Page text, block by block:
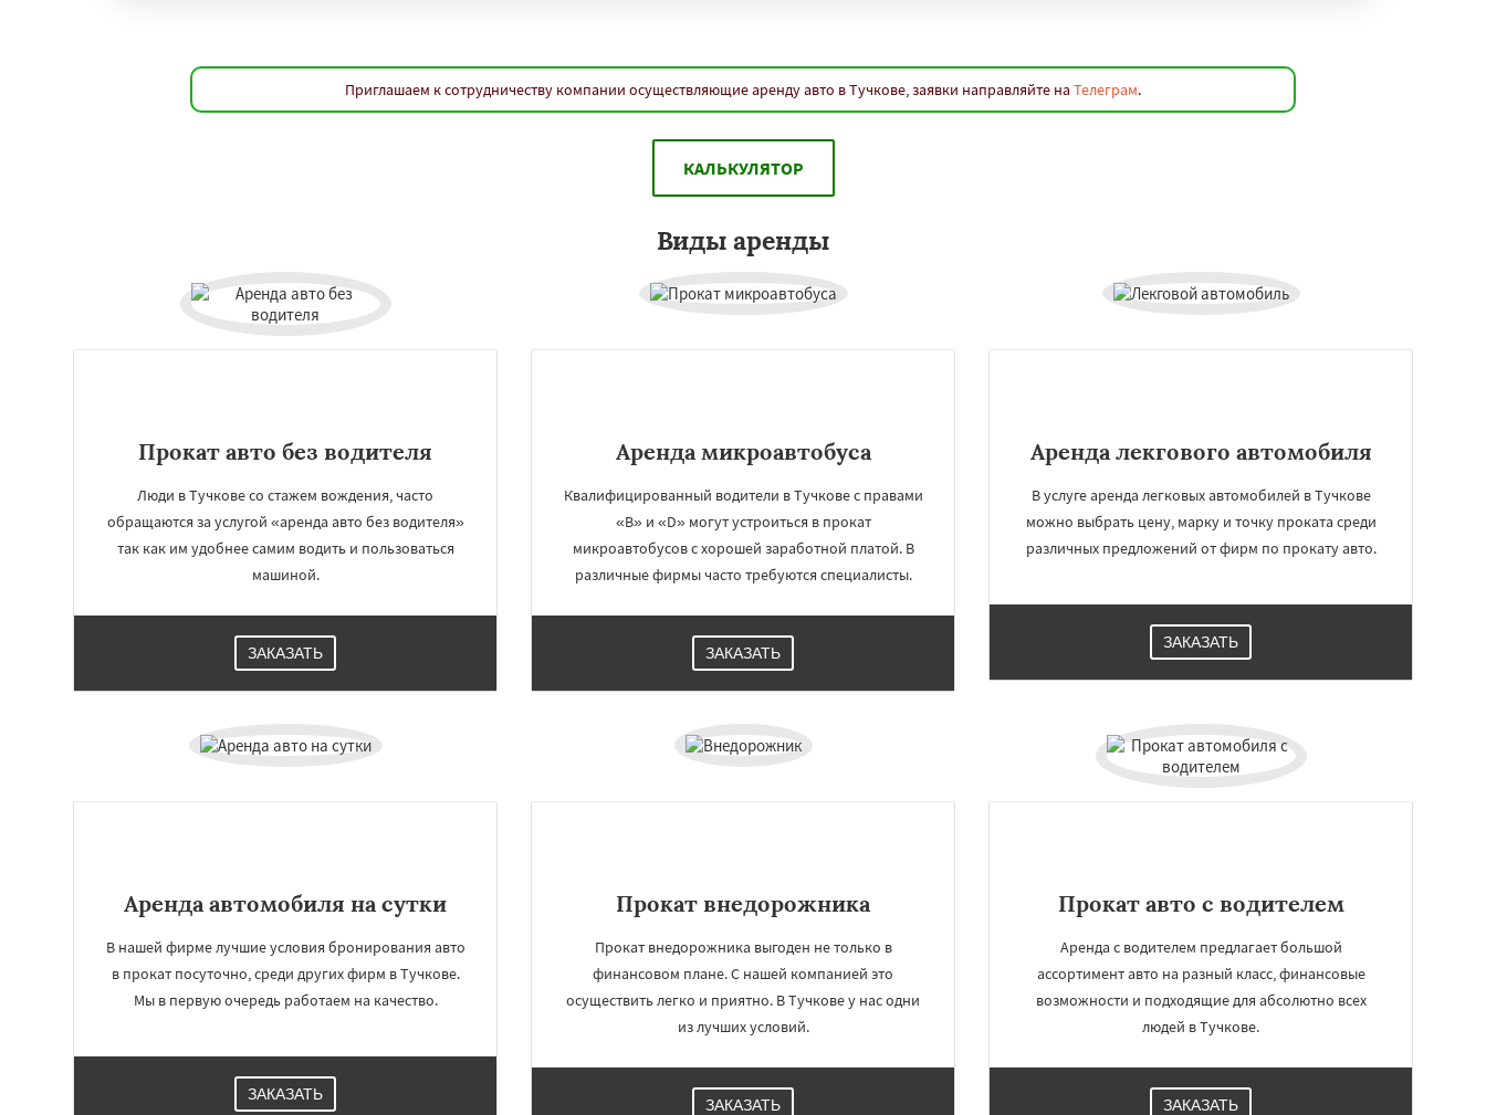
Приглашаем к сотрудничеству компании осуществляющие аренду авто в Тучкове, заявки направляйте на Телеграм.
КАЛЬКУЛЯТОР
Виды аренды
Прокат авто без водителя
Люди в Тучкове со стажем вождения, часто
обращаются за услугой «аренда авто без водителя»
так как им удобнее самим водить и пользоваться
машиной.
ЗАКАЗАТЬ
Аренда микроавтобуса
Квалифицированный водители в Тучкове с правами
«B» и «D» могут устроиться в прокат
микроавтобусов с хорошей заработной платой. В
различные фирмы часто требуются специалисты.
ЗАКАЗАТЬ
Аренда лекгового автомобиля
В услуге аренда легковых автомобилей в Тучкове
можно выбрать цену, марку и точку проката среди
различных предложений от фирм по прокату авто.
ЗАКАЗАТЬ
Аренда автомобиля на сутки
В нашей фирме лучшие условия бронирования авто
в прокат посуточно, среди других фирм в Тучкове.
Мы в первую очередь работаем на качество.
ЗАКАЗАТЬ
Прокат внедорожника
Прокат внедорожника выгоден не только в
финансовом плане. С нашей компанией это
осуществить легко и приятно. В Тучкове у нас одни
из лучших условий.
ЗАКАЗАТЬ
Прокат авто с водителем
Аренда с водителем предлагает большой
ассортимент авто на разный класс, финансовые
возможности и подходящие для абсолютно всех
людей в Тучкове.
ЗАКАЗАТЬ